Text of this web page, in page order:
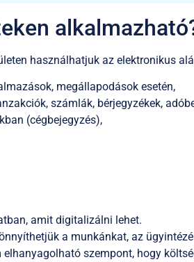
használhatjuk az elektronikus
megállapodások esetén,
számlák, bérjegyzékek,
(cégbejegyzés),
amit digitalizálni lehet.
a munkánkat, az
szempont, hogy